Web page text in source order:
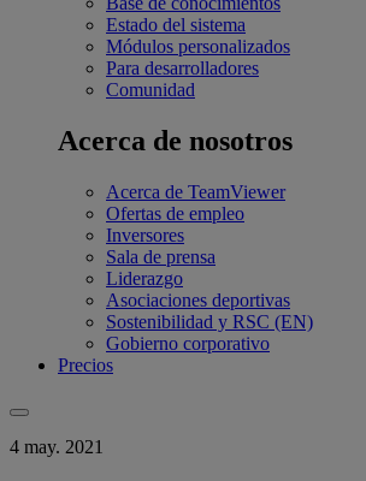
Estado del sistema
Módulos personalizados
Para desarrolladores
Comunidad
Acerca de nosotros
Acerca de TeamViewer
Ofertas de empleo
Inversores
Sala de prensa
Liderazgo
Asociaciones deportivas
Sostenibilidad y RSC (EN)
Gobierno corporativo
Precios
4 may. 2021